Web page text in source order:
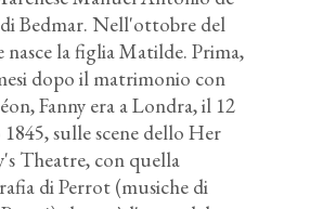
Bedmar. Nell'ottobre del
nasce la figlia Matilde. Prima,
dopo il matrimonio con
Fanny era a Londra, il 12
sulle scene dello Her
Theatre, con quella
di Perrot (musiche di